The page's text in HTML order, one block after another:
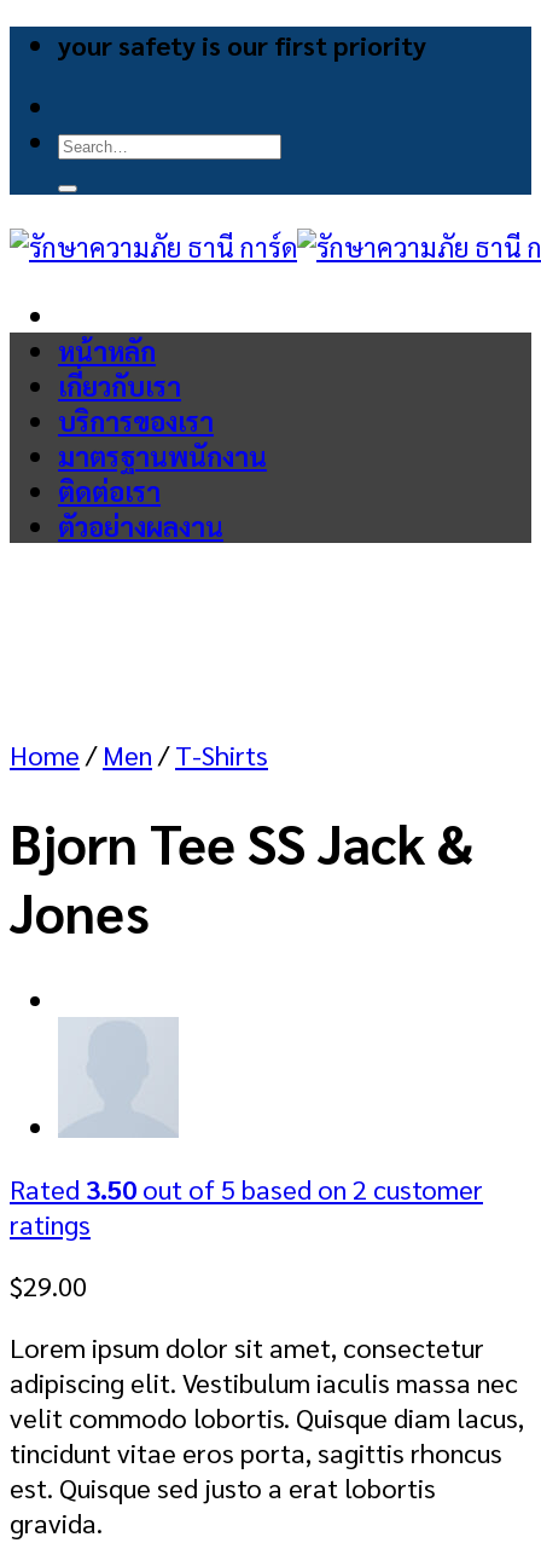
Skip
content
your safety is our first priority
Search
หน้าหลัก
เกี่ยวกับเรา
บริการของเรา
มาตรฐานพนักงาน
ติดต่อเรา
ตัวอย่างผลงาน
Home / Men / T-Shirts
Bjorn Tee SS Jack &
Jones
Rated 3.50 out of 5 based on 2 customer
ratings
$29.00
Lorem ipsum dolor sit amet, consectetur
adipiscing elit. Vestibulum iaculis massa nec
velit commodo lobortis. Quisque diam lacus,
tincidunt vitae eros porta, sagittis rhoncus
est. Quisque sed justo a erat lobortis
gravida.